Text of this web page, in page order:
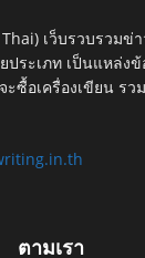
เว็บรวบรวมข่
ประเภท เป็นแหล่ง
ซื้อเครื่องเขียน รว
ตามเรา